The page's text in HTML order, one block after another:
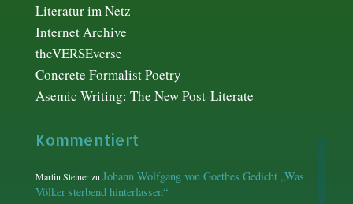
Literatur im Netz
Internet Archive
theVERSEverse
Concrete Formalist Poetry
Asemic Writing: The New Post-Literate
Kommentiert
Martin Steinerzu Johann Wolfgang von Goethes Gedicht „Was
Völker sterbend hinterlassen“